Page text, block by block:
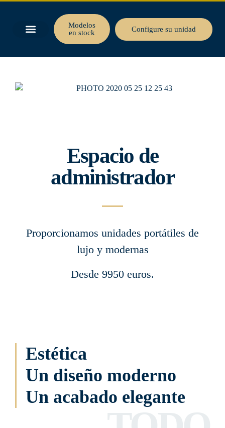
Modelos
en stock
Configure su unidad
Espacio de
administrador
Proporcionamos unidades portátiles de
lujo y modernas
Desde 9950 euros.
Estética
Un diseño moderno
Un acabado elegante